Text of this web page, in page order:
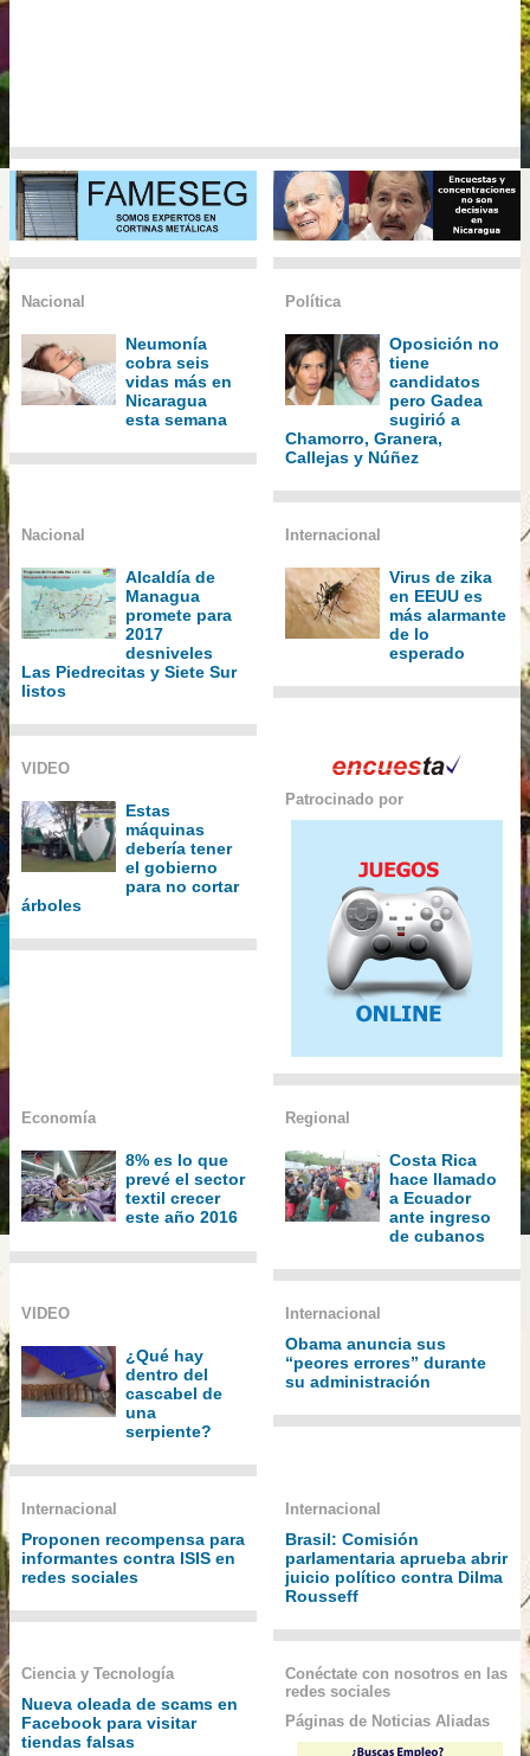
Nacional
Neumonía
cobra seis
vidas más en
Nicaragua
esta semana
Política
Oposición no
tiene
candidatos
pero Gadea
sugirió a
Chamorro, Granera,
Callejas y Núñez
Nacional
Alcaldía de
Managua
promete para
2017
desniveles
Las Piedrecitas y Siete Sur
listos
Internacional
Virus de zika
en EEUU es
más alarmante
de lo
esperado
VIDEO
Estas
máquinas
debería tener
el gobierno
para no cortar
árboles
Patrocinado por
Economía
8% es lo que
prevé el sector
textil crecer
este año 2016
Regional
Costa Rica
hace llamado
a Ecuador
ante ingreso
de cubanos
VIDEO
¿Qué hay
dentro del
cascabel de
una
serpiente?
Internacional
Obama anuncia sus
“peores errores” durante
su administración
Internacional
Proponen recompensa para
informantes contra ISIS en
redes sociales
Internacional
Brasil: Comisión
parlamentaria aprueba abrir
juicio político contra Dilma
Rousseff
Ciencia y Tecnología
Nueva oleada de scams en
Facebook para visitar
tiendas falsas
Conéctate con nosotros en las
redes sociales
Páginas de Noticias Aliadas